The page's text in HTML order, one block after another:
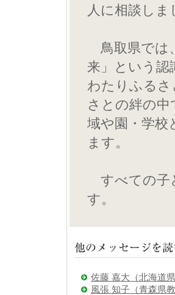
人に相談しま
鳥取県では
来」という認
わたりふるさ
さとの絆の
域や園・学校
ます。
すべての子
す。
佐藤 嘉大（北海道
風張 知子（青森県